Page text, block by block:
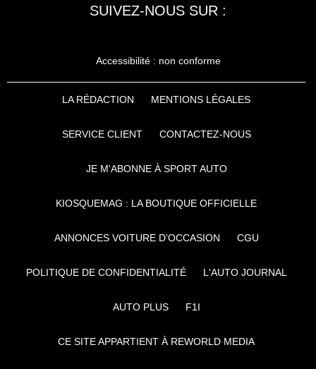
SUIVEZ-NOUS SUR :
Accessibilité : non conforme
LA RÉDACTION MENTIONS LÉGALES
SERVICE CLIENT CONTACTEZ-NOUS
JE M'ABONNE À SPORT AUTO
KIOSQUEMAG : LA BOUTIQUE OFFICIELLE
ANNONCES VOITURE D’OCCASION CGU
POLITIQUE DE CONFIDENTIALITÉ L'AUTO JOURNAL
AUTO PLUS F1I
CE SITE APPARTIENT À REWORLD MEDIA